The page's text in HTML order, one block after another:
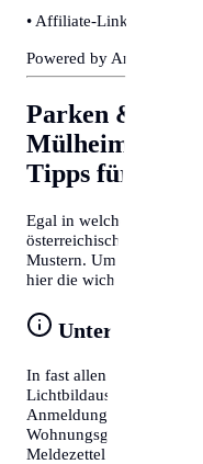
• Affiliate-Link: Wir
Powered by Amazon 🛒
Parken &
Mülheim an
Tipps für
Egal in welcher Stadt
österreichische
Mustern. Um Zeit zu
hier die wichtigsten Tipps
Unterlagen
In fast allen Fällen
Lichtbildausweis
Anmeldung eines
Meldezettel (in AT)